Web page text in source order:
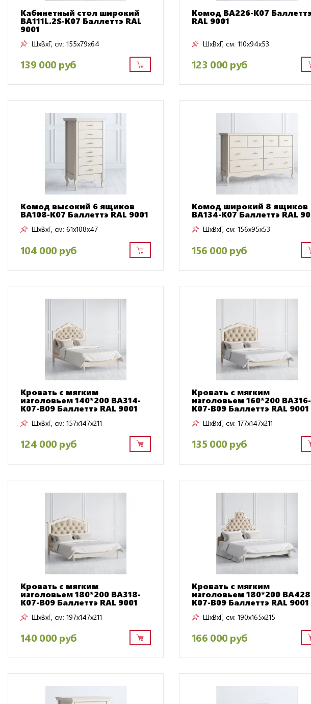
Кабинетный стол широкий
BA111L.2S-K07 Баллеттэ RAL
9001
ШxВxГ, см: 155x79x64
139 000 руб
Комод BA226-K07 Баллеттэ
RAL 9001
ШxВxГ, см: 110x94x53
123 000 руб
Комод высокий 6 ящиков
BA108-K07 Баллеттэ RAL 9001
ШxВxГ, см: 61x108x47
104 000 руб
Комод широкий 8 ящиков
BA134-K07 Баллеттэ RAL
ШxВxГ, см: 156x95x53
156 000 руб
Кровать с мягким
изголовьем 140*200 BA314-
K07-B09 Баллеттэ RAL 9001
ШxВxГ, см: 157x147x211
124 000 руб
Кровать с мягким
изголовьем 160*200 BA316-
K07-B09 Баллеттэ RAL 9001
ШxВxГ, см: 177x147x211
135 000 руб
Кровать с мягким
изголовьем 180*200 BA318-
K07-B09 Баллеттэ RAL 9001
ШxВxГ, см: 197x147x211
140 000 руб
Кровать с мягким
изголовьем 180*200
K07-B09 Баллеттэ RAL 9001
ШxВxГ, см: 190x165x215
166 000 руб